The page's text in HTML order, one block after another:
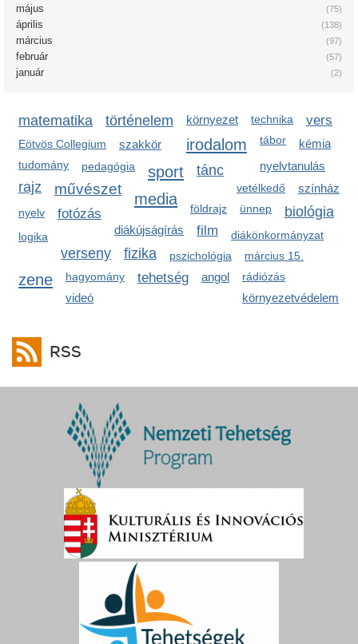
(75)
május
(138)
április
(97)
március
(57)
február
(2)
január
matematika történelem környezet technika vers
irodalom tábor
Eötvös Collegium kémia
szakkör
tudomány nyelvtanulás
pedagógia sport
tánc
rajz
művészet vetélkedő színház
media
földrajz ünnep biológia
nyelv fotózás
diákújságírás film diákönkormányzat
logika
verseny fizika pszichológia március 15.
zene hagyomány tehetség angol rádiózás
környezetvédelem
videó
RSS